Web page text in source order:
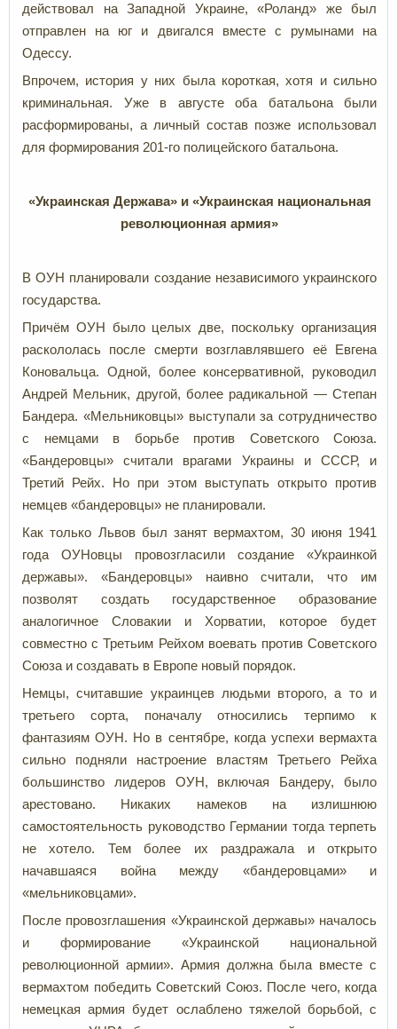
действовал на Западной Украине, «Роланд» же был
отправлен на юг и двигался вместе с румынами на
Одессу.
Впрочем, история у них была короткая, хотя и сильно
криминальная. Уже в августе оба батальона были
расформированы, а личный состав позже использовал
для формирования 201-го полицейского батальона.
«Украинская Держава» и «Украинская национальная
революционная армия»
В ОУН планировали создание независимого украинского
государства.
Причём ОУН было целых две, поскольку организация
раскололась после смерти возглавлявшего её Евгена
Коновальца. Одной, более консервативной, руководил
Андрей Мельник, другой, более радикальной — Степан
Бандера. «Мельниковцы» выступали за сотрудничество
с немцами в борьбе против Советского Союза.
«Бандеровцы» считали врагами Украины и СССР, и
Третий Рейх. Но при этом выступать открыто против
немцев «бандеровцы» не планировали.
Как только Львов был занят вермахтом, 30 июня 1941
года ОУНовцы провозгласили создание «Украинкой
державы». «Бандеровцы» наивно считали, что им
позволят создать государственное образование
аналогичное Словакии и Хорватии, которое будет
совместно с Третьим Рейхом воевать против Советского
Союза и создавать в Европе новый порядок.
Немцы, считавшие украинцев людьми второго, а то и
третьего сорта, поначалу относились терпимо к
фантазиям ОУН. Но в сентябре, когда успехи вермахта
сильно подняли настроение властям Третьего Рейха
большинство лидеров ОУН, включая Бандеру, было
арестовано. Никаких намеков на излишнюю
самостоятельность руководство Германии тогда терпеть
не хотело. Тем более их раздражала и открыто
начавшаяся война между «бандеровцами» и
«мельниковцами».
После провозглашения «Украинской державы» началось
и формирование «Украинской национальной
революционной армии». Армия должна была вместе с
вермахтом победить Советский Союз. После чего, когда
немецкая армия будет ослаблено тяжелой борьбой, с